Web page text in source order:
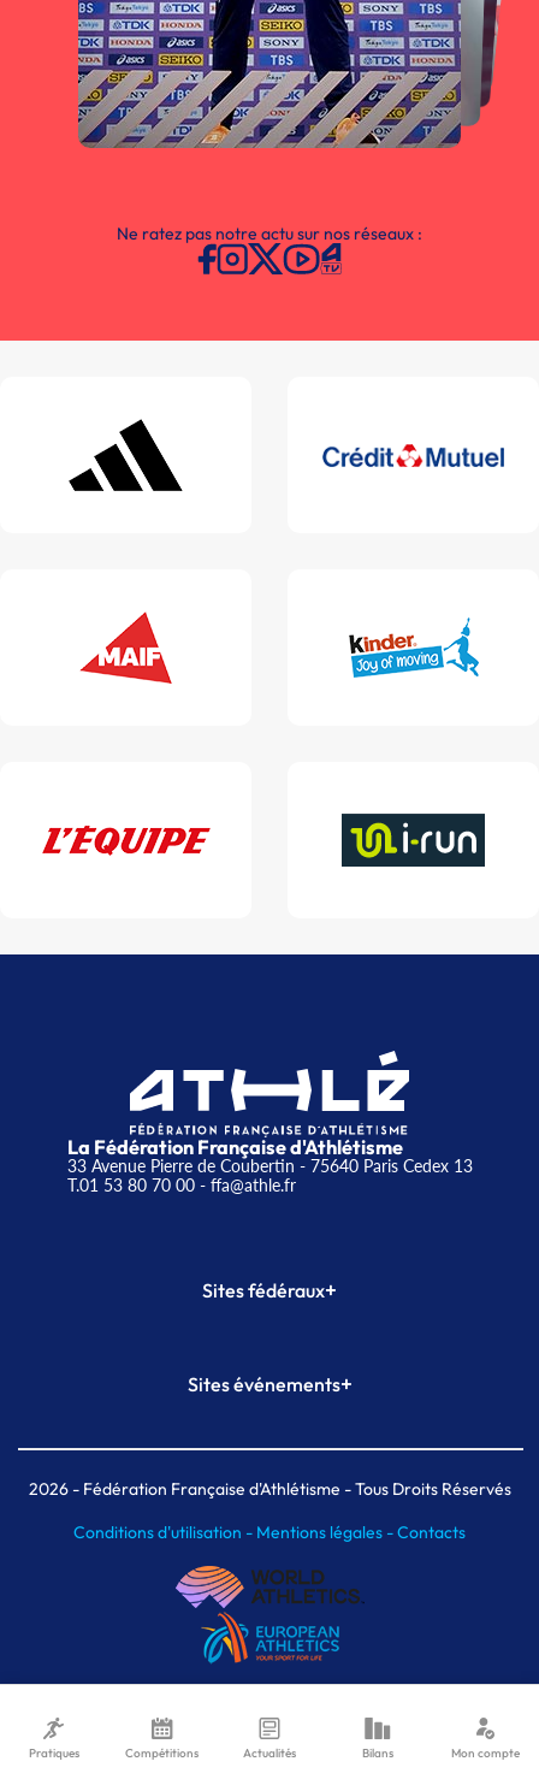
Ne ratez pas notre actu sur nos réseaux :
La Fédération Française d'Athlétisme
33 Avenue Pierre de Coubertin - 75640 Paris Cedex 13
T.01 53 80 70 00- ffa@athle.fr
Sites fédéraux+
Plateforme Formation
Sites événements+
Meeting de Paris indoor
MAIF Ekiden de Paris
2026- Fédération Française d'Athlétisme - Tous Droits Réservés
Conditions d'utilisation - Mentions légales -Contacts
Pratiques Compétitions Actualités Bilans Mon compte